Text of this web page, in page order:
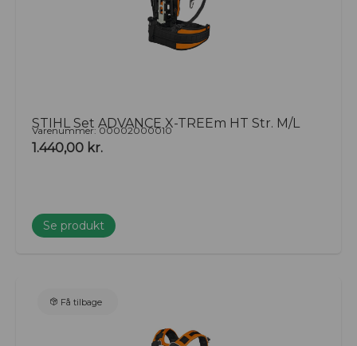
STIHL Set ADVANCE X-TREEm HT Str. M/L
Varenummer: 00002000010
1.440,00 kr.
Se produkt
Få tilbage